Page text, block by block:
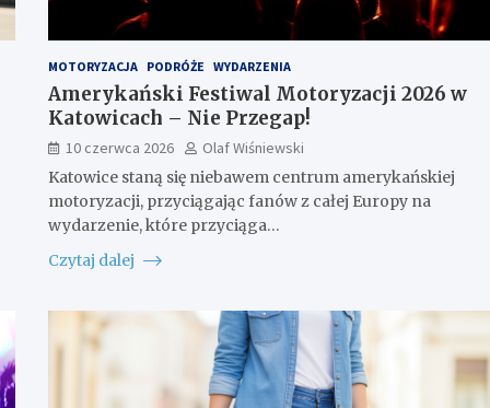
MOTORYZACJA PODRÓŻE WYDARZENIA
Amerykański Festiwal Motoryzacji 2026 w
Katowicach – Nie Przegap!
10 czerwca 2026
Olaf Wiśniewski
Katowice staną się niebawem centrum amerykańskiej
motoryzacji, przyciągając fanów z całej Europy na
wydarzenie, które przyciąga…
Czytaj dalej